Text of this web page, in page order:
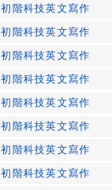
初階科技英文寫作
初階科技英文寫作
初階科技英文寫作
初階科技英文寫作
初階科技英文寫作
初階科技英文寫作
初階科技英文寫作
初階科技英文寫作